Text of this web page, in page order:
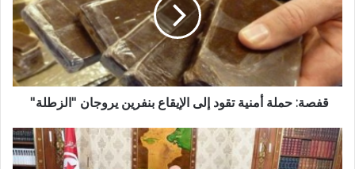
قفصة: حملة أمنية تقود إلى الإيقاع بنفرين يروجان ''الزطلة''